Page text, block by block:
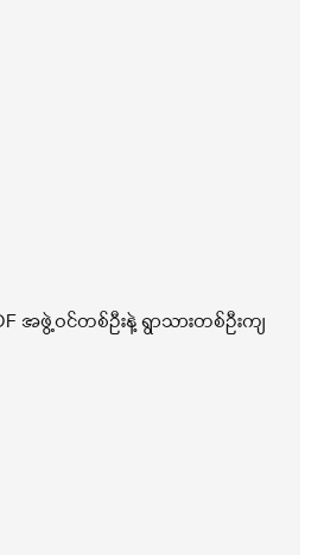
အဖွဲ့ဝင်တစ်ဦးနဲ့ ရွာသားတစ်ဦးကျ